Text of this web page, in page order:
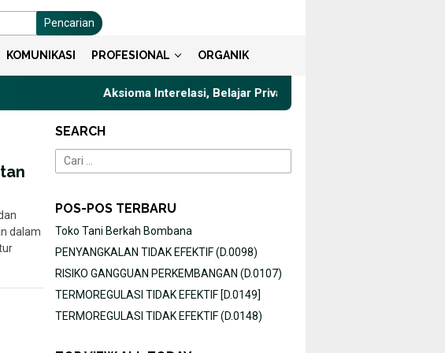
Pencarian
KOMUNIKASI PROFESIONAL ORGANIK
Aksioma Interelasi, Belajar Privat Gaya Komunikasi Terbaik
dalam
SEARCH
Cari
untuk:
POS-POS TERBARU
Toko Tani Berkah Bombana
PENYANGKALAN TIDAK EFEKTIF (D.0098)
RISIKO GANGGUAN PERKEMBANGAN (D.0107)
TERMOREGULASI TIDAK EFEKTIF [D.0149]
TERMOREGULASI TIDAK EFEKTIF (D.0148)